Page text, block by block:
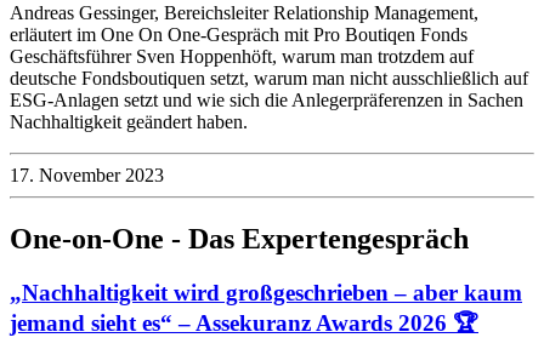
Andreas Gessinger, Bereichsleiter Relationship Management,
erläutert im One On One-Gespräch mit Pro Boutiqen Fonds
Geschäftsführer Sven Hoppenhöft, warum man trotzdem auf
deutsche Fondsboutiquen setzt, warum man nicht ausschließlich auf
ESG-Anlagen setzt und wie sich die Anlegerpräferenzen in Sachen
Nachhaltigkeit geändert haben.
17. November 2023
One-on-One - Das Expertengespräch
„Nachhaltigkeit wird großgeschrieben – aber kaum
jemand sieht es“ – Assekuranz Awards 2026 🏆